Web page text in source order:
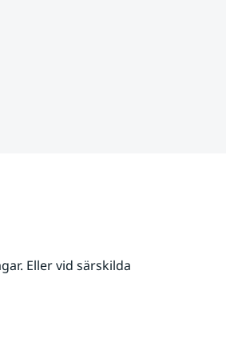
Eller vid särskilda